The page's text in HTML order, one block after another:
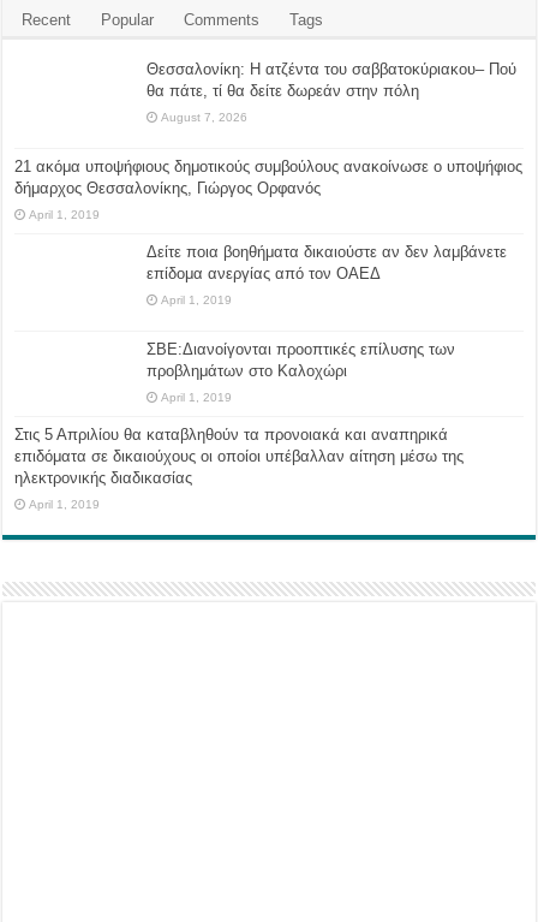
Recent Popular Comments Tags
Θεσσαλονίκη: Η ατζέντα του σαββατοκύριακου– Πού
θα πάτε, τί θα δείτε δωρεάν στην πόλη
August 7, 2026
21 ακόμα υποψήφιους δημοτικούς συμβούλους ανακοίνωσε ο υποψήφιος
δήμαρχος Θεσσαλονίκης, Γιώργος Ορφανός
April 1, 2019
Δείτε ποια βοηθήματα δικαιούστε αν δεν λαμβάνετε
επίδομα ανεργίας από τον ΟΑΕΔ
April 1, 2019
ΣΒΕ:Διανοίγονται προοπτικές επίλυσης των
προβλημάτων στο Καλοχώρι
April 1, 2019
Στις 5 Απριλίου θα καταβληθούν τα προνοιακά και αναπηρικά
επιδόματα σε δικαιούχους οι οποίοι υπέβαλλαν αίτηση μέσω της
ηλεκτρονικής διαδικασίας
April 1, 2019